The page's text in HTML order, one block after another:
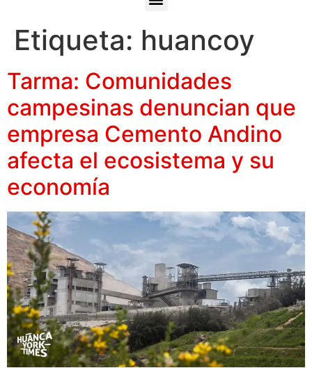
Etiqueta: huancoy
Tarma: Comunidades
campesinas denuncian que
empresa Cemento Andino
afecta el ecosistema y su
economía